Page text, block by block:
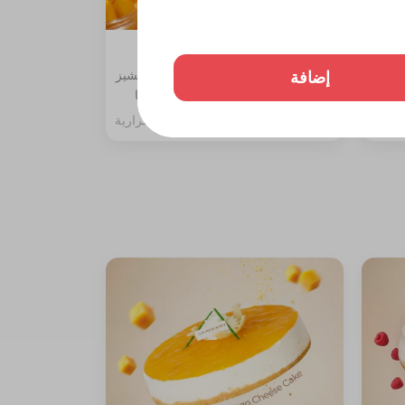
جلي
تشيز كيك مانجو قطعة
المكونات: طبقة بسكوت دايجستف والتشيز
مع سبونج الفانيليا مغطاة بصوص المنجا
إضافة